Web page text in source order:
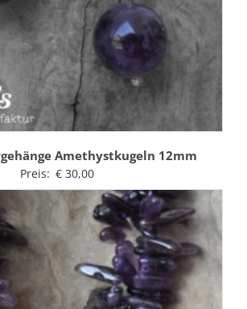
Amethystkugeln 12mm
Preis: €30,00